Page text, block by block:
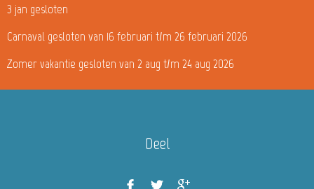
3 jan gesloten
Carnaval gesloten van 16 februari t/m 26 februari 2026
Zomer vakantie gesloten van 2 aug t/m 24 aug 2026
Deel